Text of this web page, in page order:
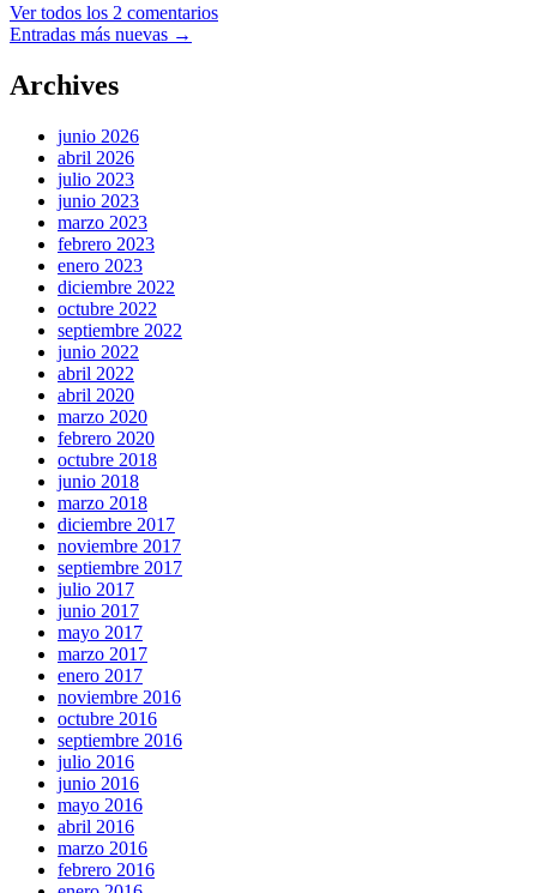
Ver todos los 2 comentarios
Ir
a
las
entradas
Entradas más nuevas →
Archives
junio 2026
abril 2026
julio 2023
junio 2023
marzo 2023
febrero 2023
enero 2023
diciembre 2022
octubre 2022
septiembre 2022
junio 2022
abril 2022
abril 2020
marzo 2020
febrero 2020
octubre 2018
junio 2018
marzo 2018
diciembre 2017
noviembre 2017
septiembre 2017
julio 2017
junio 2017
mayo 2017
marzo 2017
enero 2017
noviembre 2016
octubre 2016
septiembre 2016
julio 2016
junio 2016
mayo 2016
abril 2016
marzo 2016
febrero 2016